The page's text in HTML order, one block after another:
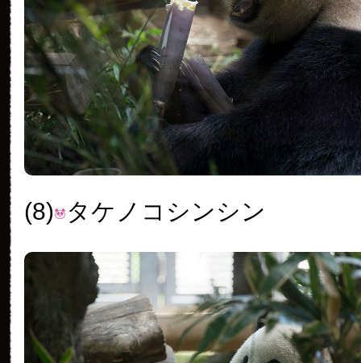
(8) タケノコシンシン